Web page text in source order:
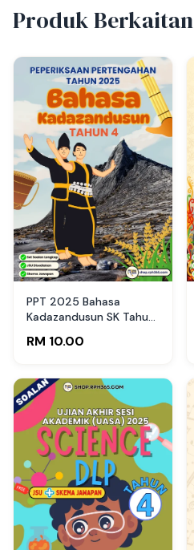
Produk Berkaitan
PPT 2025 Bahasa
Kadazandusun SK Tahun
(Edisi Guru)
RM 10.00